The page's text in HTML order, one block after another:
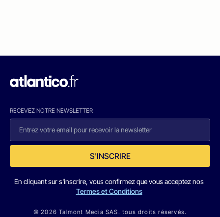
RECEVEZ NOTRE NEWSLETTER
S'INSCRIRE
En cliquant sur s'inscrire, vous confirmez que vous acceptez nos
Termes et Conditions
© 2026 Talmont Media SAS. tous droits réservés.